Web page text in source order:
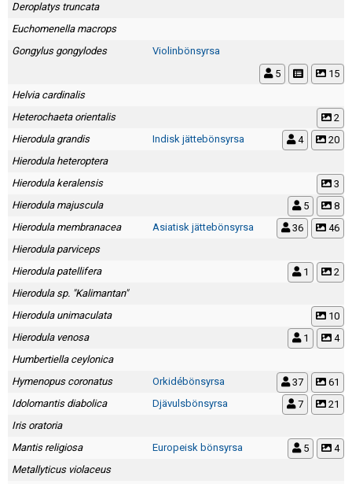
Deroplatys truncata
Euchomenella macrops
Gongylus gongylodes
Violinbönsyrsa
15
5
Helvia cardinalis
Heterochaeta orientalis
2
Hierodula grandis
Indisk jättebönsyrsa 20
4
Hierodula heteroptera
Hierodula keralensis
3
Hierodula majuscula
8
5
Hierodula membranacea
Asiatisk jättebönsyrsa 46
36
Hierodula parviceps
Hierodula patellifera
2
1
Hierodula sp. "Kalimantan"
Hierodula unimaculata
10
Hierodula venosa
4
1
Humbertiella ceylonica
Hymenopus coronatus
Orkidébönsyrsa 61
37
Idolomantis diabolica
Djävulsbönsyrsa 21
7
Iris oratoria
Mantis religiosa
Europeisk bönsyrsa 4
5
Metallyticus violaceus